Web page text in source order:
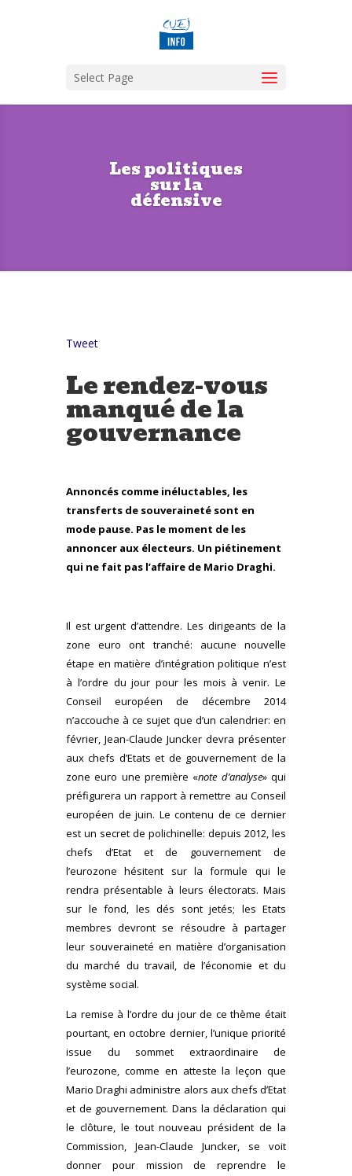
Select Page
Les politiques
sur la
défensive
Tweet
Le rendez-vous
manqué de la
gouvernance
Annoncés comme inéluctables, les
transferts de souveraineté sont en
mode pause. Pas le moment de les
annoncer aux électeurs. Un piétinement
qui ne fait pas l’affaire de Mario Draghi.
Il est urgent d’attendre. Les dirigeants de la
zone euro ont tranché: aucune nouvelle
étape en matière d’intégration politique n’est
à l’ordre du jour pour les mois à venir. Le
Conseil européen de décembre 2014
n’accouche à ce sujet que d’un calendrier: en
février, Jean-Claude Juncker devra présenter
aux chefs d’Etats et de gouvernement de la
zone euro une première «note d’analyse» qui
préfigurera un rapport à remettre au Conseil
européen de juin. Le contenu de ce dernier
est un secret de polichinelle: depuis 2012, les
chefs d’Etat et de gouvernement de
l’eurozone hésitent sur la formule qui le
rendra présentable à leurs électorats. Mais
sur le fond, les dés sont jetés; les Etats
membres devront se résoudre à partager
leur souveraineté en matière d’organisation
du marché du travail, de l’économie et du
système social.
La remise à l’ordre du jour de ce thème était
pourtant, en octobre dernier, l’unique priorité
issue du sommet extraordinaire de
l’eurozone, comme en atteste la leçon que
Mario Draghi administre alors aux chefs d’Etat
et de gouvernement. Dans la déclaration qui
le clôture, le tout nouveau président de la
Commission, Jean-Claude Juncker, se voit
donner pour mission de reprendre le